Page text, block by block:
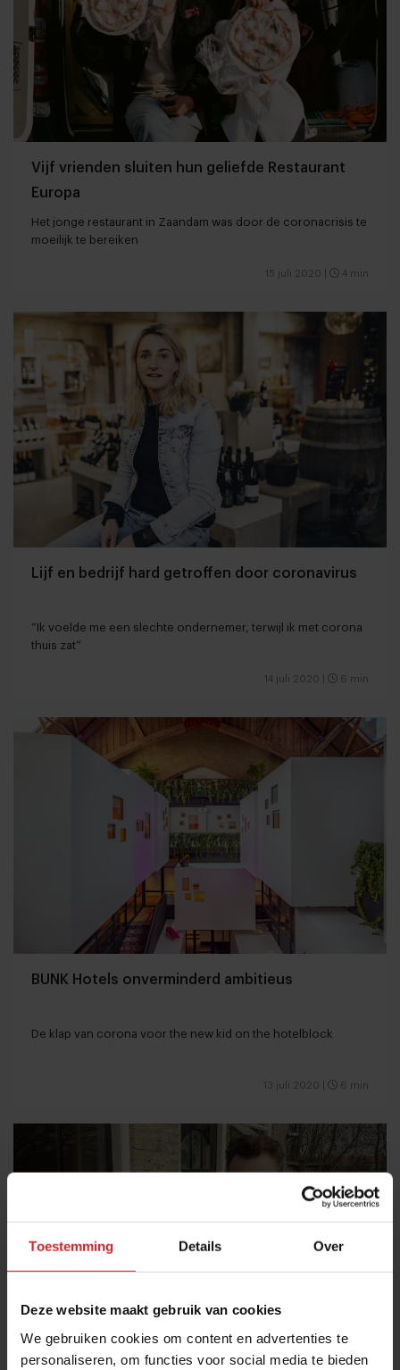
Toestemming Details Over
Deze website maakt gebruik van cookies
We gebruiken cookies om content en advertenties te
personaliseren, om functies voor social media te bieden
Vijf vrienden sluiten hun geliefde Restaurant
Europa
Het jonge restaurant in Zaandam was door de coronacrisis te
moeilijk te bereiken
15 juli 2020 4 min
Lijf en bedrijf hard getroffen door coronavirus
“Ik voelde me een slechte ondernemer, terwijl ik met corona
thuis zat”
14 juli 2020 6 min
BUNK Hotels onverminderd ambitieus
De klap van corona voor the new kid on the hotelblock
13 juli 2020 6 min